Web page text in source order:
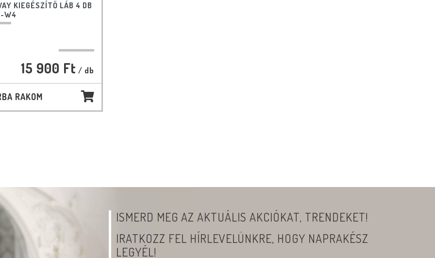
KIEGÉSZÍTŐ LÁB 4 DB
W4
15 900 Ft / db
RAKOM
ISMERD MEG AZ AKTUÁLIS AKCIÓKAT, TRENDEKET!
IRATKOZZ FEL HÍRLEVELÜNKRE, HOGY NAPRAKÉSZ
LEGYÉL!